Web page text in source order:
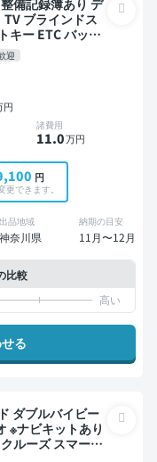
ブラインドス
キー ETC バック
迎
円
諸費用
11.0万円
円
更できます。
出品地域
神奈川県
納期の目安
11月〜12月
比較
る
ダブルバイビー
※ナビキットあり
ルーズ スマート